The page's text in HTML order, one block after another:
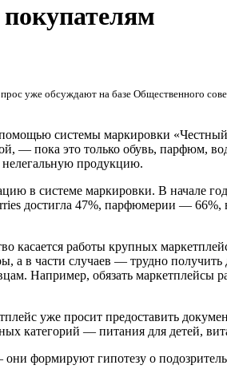
уже обсуждают на базе Общественного
системы маркировки «Честный
— пока это только обувь, парфюм,
продукцию.
в системе маркировки. В начале
достигла 47%, парфюмерии —
касается работы крупных
а в части случаев — трудно
Например, обязать маркетплейсы
уже просит предоставить
категорий — питания для детей,
формируют гипотезу о